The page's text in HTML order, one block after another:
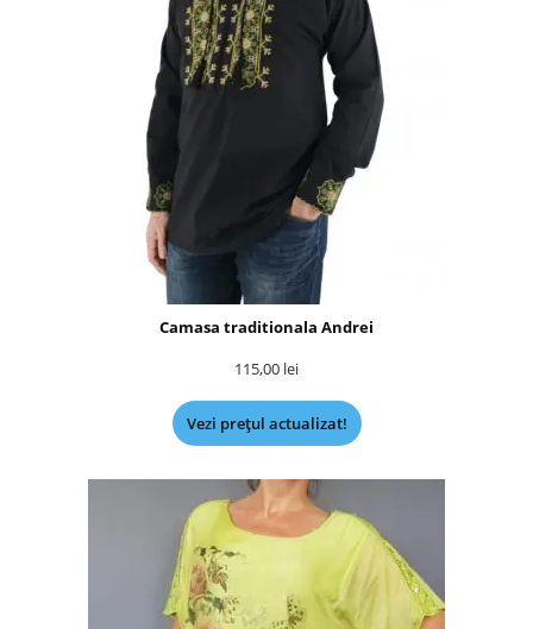
Camasa traditionala Andrei
115,00 lei
Vezi prețul actualizat!